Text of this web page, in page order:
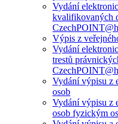
Vydání
kvalifikovaných
Výpis z
Vydání
trestů
Vydání výpisu z
osob
Vydání výpisu z
osob fyzickým